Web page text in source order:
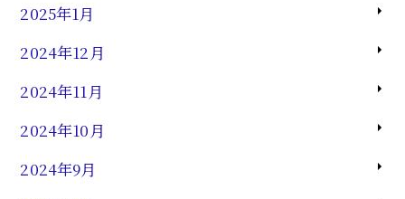
2025年1月
2024年12月
2024年11月
2024年10月
2024年9月